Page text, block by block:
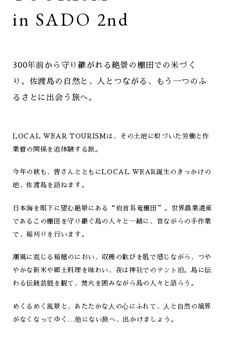
in SADO 2nd
300年前から守り継がれる絶景の棚田での米づく
り。 佐渡島の自然と、人とつながる、
もう一つのふ
るさとに出会う旅へ。
LOCAL WEAR TOURISMは、
その土地に根づいた労働と作
業着の関係を追体験する旅。
今年の秋も、皆さんとともに
LOCAL WEAR誕生のきっかけの
地、佐渡島を訪ねます。
日本海を眼下に望む絶景にある“岩首昇竜棚田”。 世界農業遺産
であるこの棚田を守り継ぐ島の人々と一緒に、 昔ながらの手作業
で、稲刈りを行います。
潮風に混じる稲穂のにおい、収穫の歓びを肌で感じながら、
つや
やかな新米や郷土料理を味わい、夜は神社でのテント泊。 島に伝
わる伝統芸能を観て、焚火を囲みながら島の人々と語らう。
めくるめく⾵景と、あたたかな⼈の⼼にふれて、
⼈と⾃然の境界
がなくなってゆく…他にない旅へ、出かけましょう。